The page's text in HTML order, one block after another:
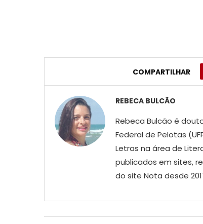
COMPARTILHAR
REBECA BULCÃO
Rebeca Bulcão é
Federal de Pelotas
Letras na área de
publicados em sites,
do site Nota desde